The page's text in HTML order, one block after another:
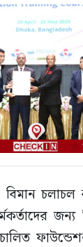
বিমান চলাচল